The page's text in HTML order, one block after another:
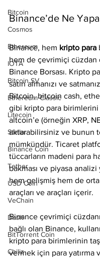
Bitcoin
Cosmos
Ethereum
IOTA
Bitcoin SV
Ethereum Classic
Litecoin
Stellar
Binance Coin
Tether
USD Coin
VeChain
Dash
BitTorrent Coin
Chiliz
Binance’de Ne
Binance, hem kripto para
hem de çevrimiçi cüzdan
Binance Borsası. Kripto
satın almanızı ve
Bitcoin, bitcoin cash,
gibi kripto para birimlerini
altcoin’e (örneğin XRP,
aktarabilirsiniz ve bunun
mümkündür. Ticaret
tüccarların madeni para
bakması ve piyasa analizi
hem gelişmiş hem de
araçları ve araçları içerir.
Binance çevrimiçi
bağlı olan Binance,
kripto para birimlerinin
vermek için para yatırma